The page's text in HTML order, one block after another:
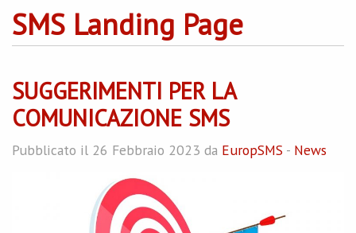
SMS Landing Page
SUGGERIMENTI PER LA
COMUNICAZIONE SMS
Pubblicato il 26 Febbraio 2023 da EuropSMS - News